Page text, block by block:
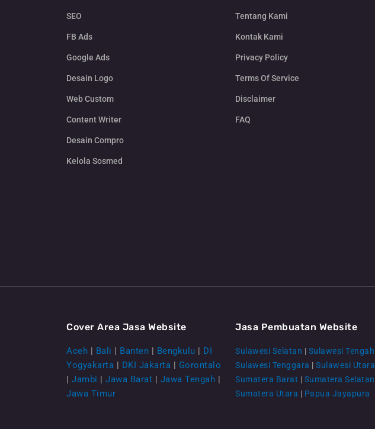
SEO
FB Ads
Google Ads
Desain Logo
Web Custom
Content Writer
Desain Compro
Kelola Sosmed
Tentang Kami
Kontak Kami
Privacy Policy
Terms Of Service
Disclaimer
FAQ
Cover Area Jasa Website
Aceh | Bali | Banten | Bengkulu | DI
Yogyakarta | DKI Jakarta | Gorontalo
| Jambi | Jawa Barat | Jawa Tengah |
Jawa Timur
Jasa Pembuatan Website
Sulawesi Selatan | Sulawesi Tengah
Sulawesi Tenggara | Sulawesi Utara
Sumatera Barat | Sumatera Selatan
Sumatera Utara | Papua Jayapura